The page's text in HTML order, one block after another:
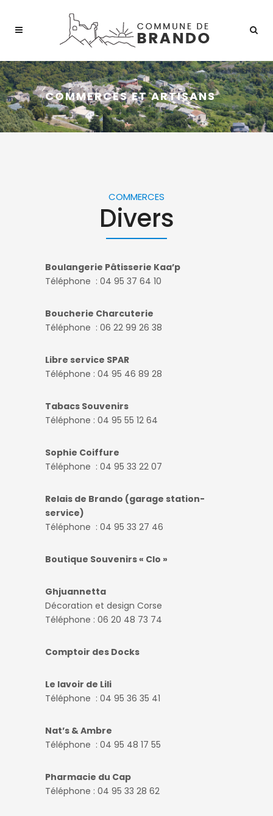
COMMERCES ET ARTISANS
COMMERCES
Divers
Boulangerie Pâtisserie Kaa’p
Téléphone : 04 95 37 64 10
Boucherie Charcuterie
Téléphone : 06 22 99 26 38
Libre service SPAR
Téléphone : 04 95 46 89 28
Tabacs Souvenirs
Téléphone : 04 95 55 12 64
Sophie Coiffure
Téléphone : 04 95 33 22 07
Relais de Brando (garage station-
service)
Téléphone : 04 95 33 27 46
Boutique Souvenirs « Clo »
Ghjuannetta
Décoration et design Corse
Téléphone : 06 20 48 73 74
Comptoir des Docks
Le lavoir de Lili
Téléphone : 04 95 36 35 41
Nat’s & Ambre
Téléphone : 04 95 48 17 55
Pharmacie du Cap
Téléphone : 04 95 33 28 62